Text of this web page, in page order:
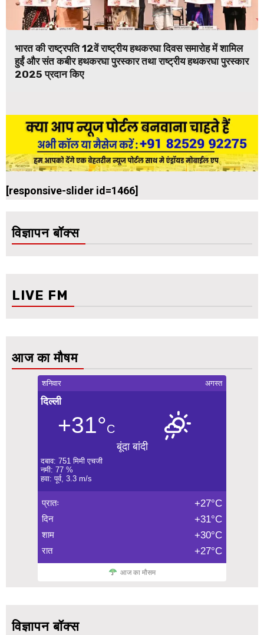
भारत की राष्ट्रपति 12वें राष्ट्रीय हथकरघा दिवस समारोह में शामिल
हुईं और संत कबीर हथकरघा पुरस्कार तथा राष्ट्रीय हथकरघा पुरस्कार
2025 प्रदान किए
[responsive-slider id=1466]
विज्ञापन बॉक्स
LIVE FM
आज का मौषम
शनिवार अगस्त
दिल्ली
+31°C
बूंदा बांदी
दबाव: 751 मिमी एचजी
नमी: 77 %
हवा: पूर्व, 3.3 m/s
प्रातः +27°C
दिन +31°C
शाम +30°C
रात +27°C
आज का मौसम
विज्ञापन बॉक्स